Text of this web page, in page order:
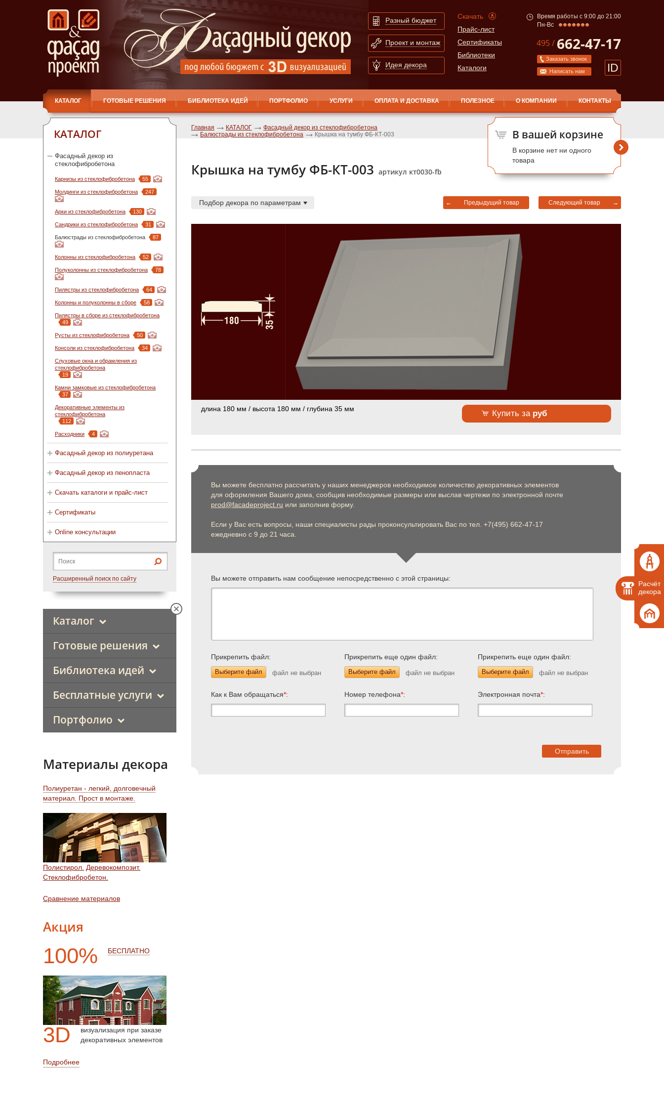
Расчёт
декора
Разный бюджет
Проект и монтаж
Идея декора
Скачать
Прайс-лист
Сертификаты
Библиотеки
Каталоги
Время работы с 9:00 до 21:00
Пн-Вс
495 / 662-47-17
Заказать звонок
Написать нам ID
КАТАЛОГ ГОТОВЫЕ РЕШЕНИЯ БИБЛИОТЕКА ИДЕЙ ПОРТФОЛИО УСЛУГИ ОПЛАТА И ДОСТАВКА ПОЛЕЗНОЕ О КОМПАНИИ КОНТАКТЫ
КАТАЛОГ
Фасадный декор из
стеклофибробетона
Карнизы из стеклофибробетона 55
Молдинги из стеклофибробетона 247
Арки из стеклофибробетона 130
Сандрики из стеклофибробетона 31
Балюстрады из стеклофибробетона 87
Колонны из стеклофибробетона 52
Полуколонны из стеклофибробетона 78
Пилястры из стеклофибробетона 64
Колонны и полуколонны в сборе 58
Пилястры в сборе из стеклофибробетона
49
Русты из стеклофибробетона 50
Консоли из стеклофибробетона 34
Слуховые окна и обрамления из
стеклофибробетона
19
Камни замковые из стеклофибробетона
37
Декоративные элементы из
стеклофибробетона
112
Расходники 4
Фасадный декор из полиуретана
Фасадный декор из пенопласта
Скачать каталоги и прайс-лист
Сертификаты
Online консультации
Расширенный поиск по сайту
Каталог
Готовые решения
Библиотека идей
Бесплатные услуги
Портфолио
Материалы декора
Полиуретан - легкий, долговечный
материал. Прост в монтаже.
Полистирол. Деревокомпозит.
Стеклофибробетон.
Сравнение материалов
Акция
100% БЕСПЛАТНО
3D
визуализация при заказе
декоративных элементов
Подробнее
В вашей корзине
В корзине нет ни одного
товара
Главная КАТАЛОГ
Фасадный декор из стеклофибробетона
Балюстрады из стеклофибробетона
Крышка на тумбу ФБ-КТ-003
Крышка на тумбу ФБ-КТ-003 артикул кт0030-fb
Подбор декора по параметрам ← Предыдущий товар Следующий товар →
Купить заруб
длина 180 мм / высота 180 мм / глубина 35 мм
Вы можете бесплатно рассчитать у наших менеджеров необходимое количество декоративных элементов
для оформления Вашего дома, сообщив необходимые размеры или выслав чертежи по электронной почте
prod@facadeproject.ru или заполнив форму.
Если у Вас есть вопросы, наши специалисты рады проконсультировать Вас по тел. +7(495) 662-47-17
ежедневно с 9 до 21 часа.
Вы можете отправить нам сообщение непосредственно с этой страницы:
Прикрепить файл:
Выберите файл
Прикрепить еще один файл:
Выберите файл
Прикрепить еще один файл:
Выберите файл
Как к Вам обращаться*: Номер телефона*: Электронная почта*: